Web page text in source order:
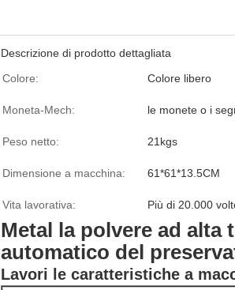
Descrizione di prodotto dettagliata
Colore:
Colore libero
Moneta-Mech: le monete o i
Peso netto: 21kgs
Dimensione a macchina: 61*61*13.5CM
Vita lavorativa: Più di 20.000
Metal la polvere ad
automatico del
Lavori le caratteristiche a